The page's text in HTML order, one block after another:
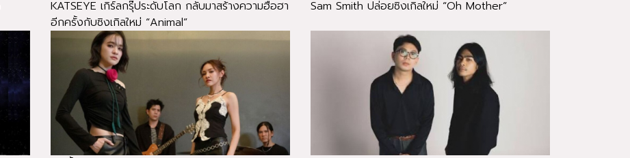
KATSEYE เกิร์ลกรุ๊ประดับโลก กลับมาสร้างความฮือฮา
อีกครั้งกับซิงเกิลใหม่ “Animal”
Sam Smith ปล่อยซิงเกิลใหม่ “Oh Mother”